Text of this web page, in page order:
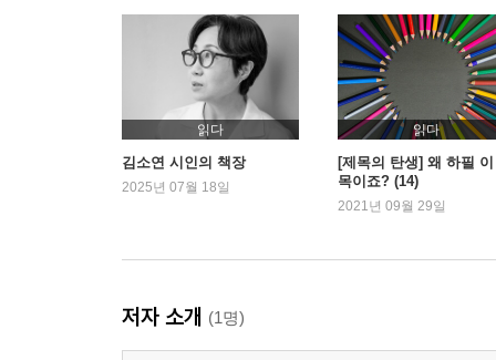
110 묵묵히 벽돌 하나를 더 쌓았다 안토니 가우디
3. 아물지 못한 상처
126 “내 고통은 초현실이 아니야” 프리다 칼로
136 잊혀지지 않을 슬픈 전설 천경자
148 비극 속에서도 피어난 봄 빌 에번스
158 1200억짜리 낙서 장미셸 바스키아
4. 전쟁터에 내던져진 싸움꾼처럼
읽다
김소연 시인의 책장
2025년 07월 18일
읽다
[제목의 탄생] 왜 하필
목이죠? (14)
2021년 09월 29일
저자 소개 (1명)